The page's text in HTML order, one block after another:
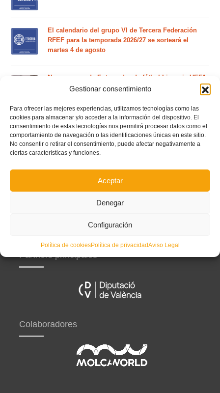
Gestionar consentimiento
Para ofrecer las mejores experiencias, utilizamos tecnologías como las
cookies para almacenar y/o acceder a la información del dispositivo. El
consentimiento de estas tecnologías nos permitirá procesar datos como el
comportamiento de navegación o las identificaciones únicas en este sitio.
No consentir o retirar el consentimiento, puede afectar negativamente a
ciertas características y funciones.
Aceptar
Denegar
Configuración
Política de cookiesPolítica de privacidadAviso Legal
El calendario del grupo VI de Tercera Federación
RFEF para la temporada 2026/27 se sorteará el
martes 4 de agosto
Nuevo curso de Entrenador de fútbol Licencia UEFA
C que comenzará en noviembre 2026 (agotadas las
Circular nº. 5 – Normas generales de las competiciones
territoriales de fútbol sala 2026-2027
Castellón y Alicante (comienzo el 20 de septiembre)
Partners principales
Colaboradores